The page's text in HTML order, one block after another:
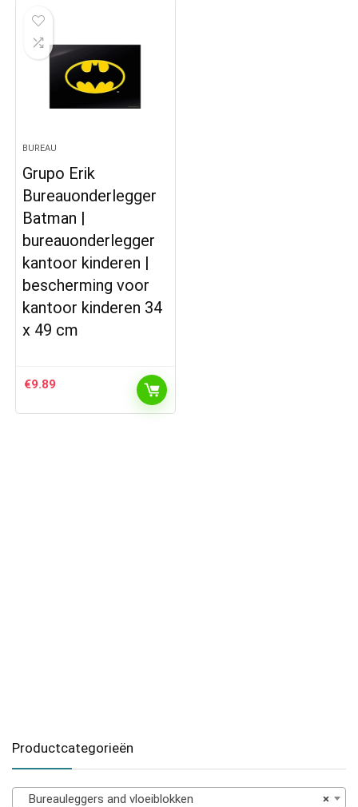
BUREAU
Grupo Erik
Bureauonderlegger
Batman |
bureauonderlegger
kantoor kinderen |
bescherming voor
kantoor kinderen 34
x 49 cm
€9.89
Productcategorieën
×
Bureauleggers and vloeiblokken